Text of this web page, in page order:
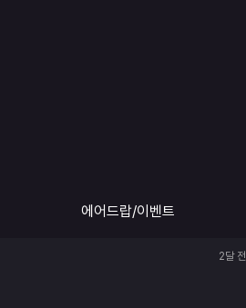
에어드랍/이벤트
2달 전